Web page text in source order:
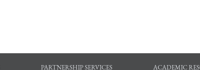
PARTNERSHIP SERVICES ACADEMIC